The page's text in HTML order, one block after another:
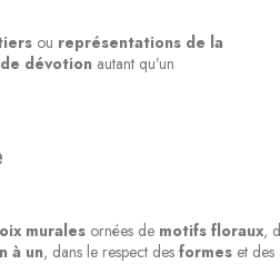
ou représentations de la
dévotion autant qu’un
muralesornées de motifs floraux,
à un, dans le respect des formeset des